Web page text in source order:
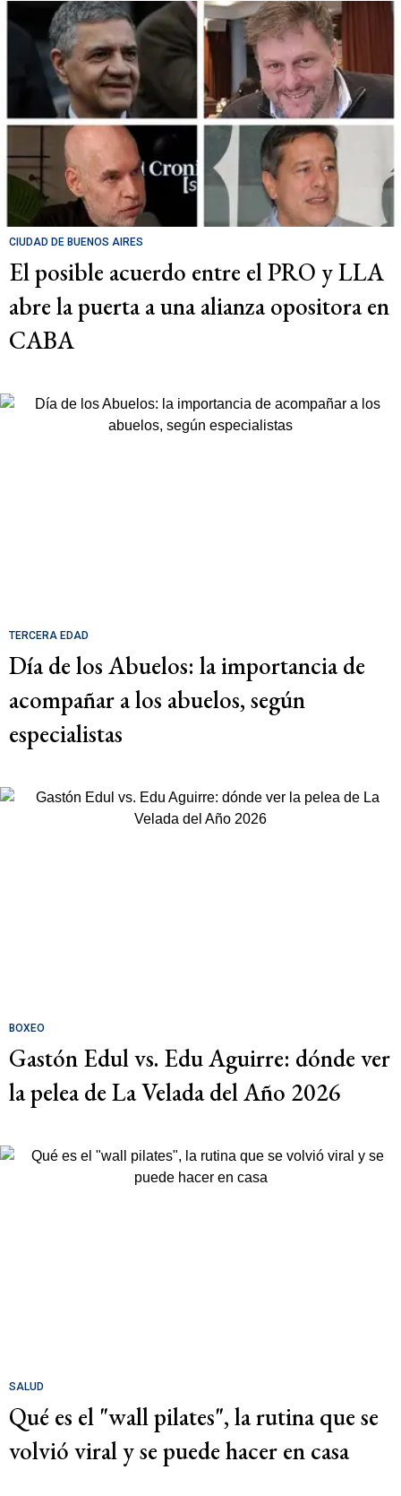
CIUDAD DE BUENOS AIRES
El posible acuerdo entre el PRO y LLA
abre la puerta a una alianza opositora en
CABA
TERCERA EDAD
Día de los Abuelos: la importancia de
acompañar a los abuelos, según
especialistas
BOXEO
Gastón Edul vs. Edu Aguirre: dónde ver
la pelea de La Velada del Año 2026
SALUD
Qué es el "wall pilates", la rutina que se
volvió viral y se puede hacer en casa